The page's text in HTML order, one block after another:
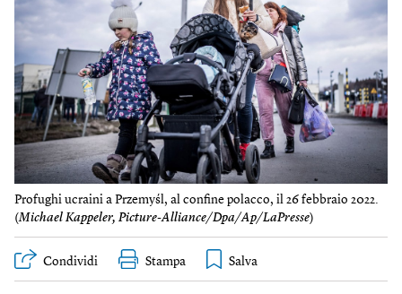
Profughi ucraini a Przemyśl, al confine polacco, il 26 febbraio 2022.
(Michael Kappeler, Picture-Alliance/Dpa/Ap/LaPresse)
Condividi Stampa